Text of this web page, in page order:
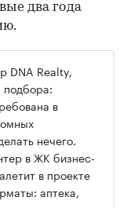
два года
DNA Realty,
подбора:
в
нечего.
в ЖК бизнес-
в проекте
аптека,